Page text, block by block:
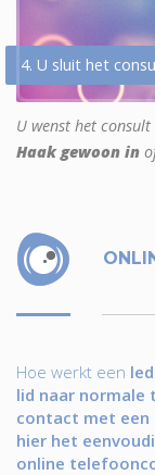
4. U sluit het
U wenst het
Haak gewoon in
Hoe werkt een
lid naar normale
contact met een
hier het
online